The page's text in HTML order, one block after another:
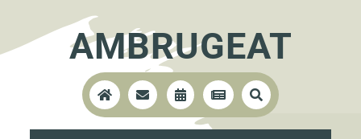
AMBRUGEAT
    